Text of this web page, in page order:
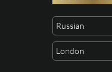
Russian
London